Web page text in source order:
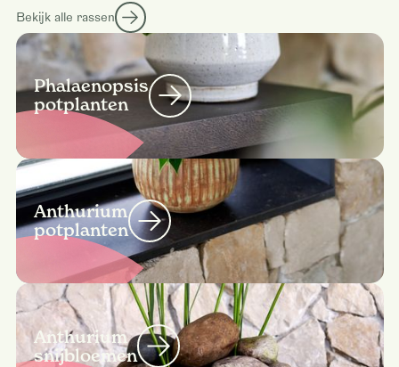
Bekijk alle rassen
Phalaenopsis
potplanten
Anthurium
potplanten
Anthurium
snijbloemen